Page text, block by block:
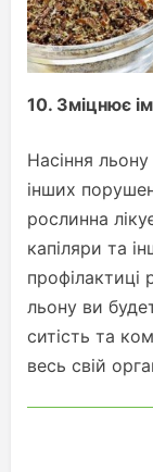
10. Зміцнює
Насіння
інших
рослинна
капіляри та
профілактиці
льону ви
ситість та
весь свій